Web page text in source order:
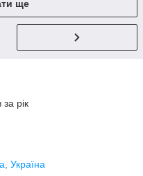
ще
рік
Україна